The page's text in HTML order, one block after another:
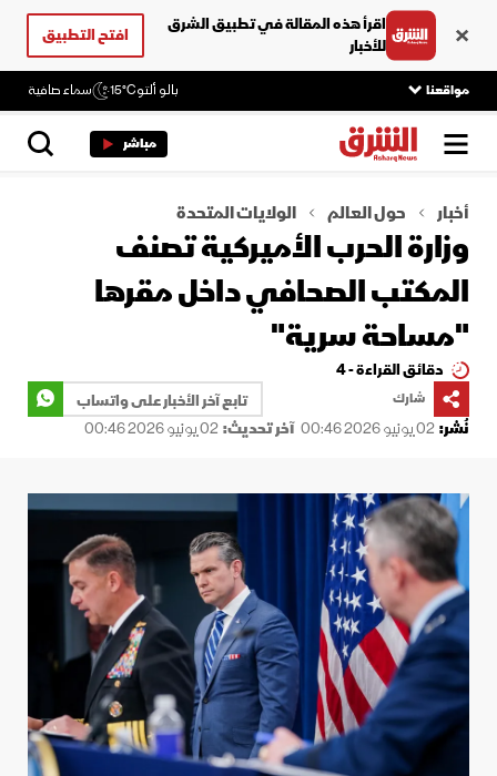
اقرأ هذه المقالة في تطبيق الشرق
للأخبار
افتح التطبيق
مواقعنا بالو ألتو15°C سماء صافية
مباشر
أخبار حول العالم الولايات المتحدة
وزارة الحرب الأميركية تصنف
المكتب الصحافي داخل مقرها
"مساحة سرية"
دقائق القراءة - 4
شارك
تابع آخر الأخبار على واتساب
نُشر:02 يونيو 2026 00:46 آخر تحديث:02 يونيو 2026 00:46